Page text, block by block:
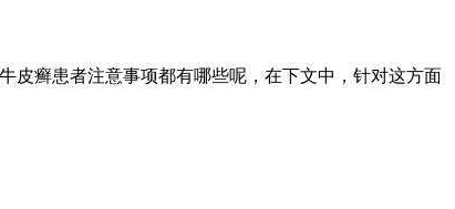
皮癣患者注意事项都有哪些呢，在下文中，针对这方面